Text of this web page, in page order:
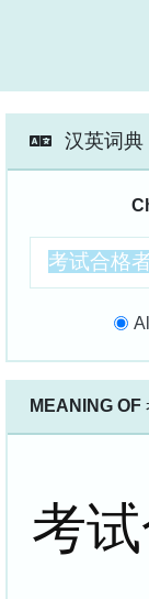
汉英词典
All
MEANING OF
考